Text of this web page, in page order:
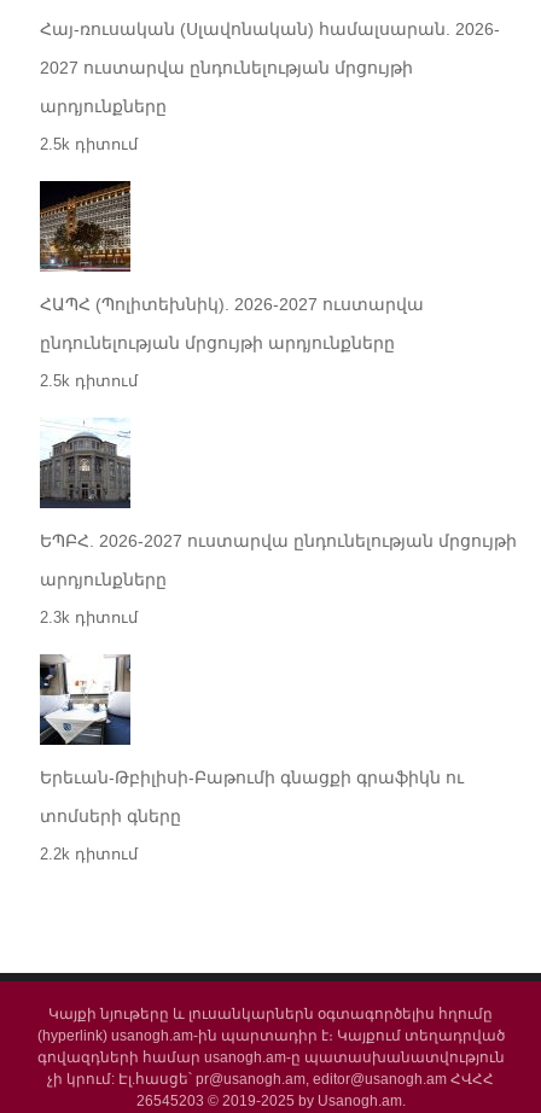
Հայ-ռուսական (Սլավոնական) համալսարան. 2026-
2027 ուստարվա ընդունելության մրցույթի
արդյունքները
2.5k դիտում
ՀԱՊՀ (Պոլիտեխնիկ). 2026-2027 ուստարվա
ընդունելության մրցույթի արդյունքները
2.5k դիտում
ԵՊԲՀ. 2026-2027 ուստարվա ընդունելության մրցույթի
արդյունքները
2.3k դիտում
Երեւան-Թբիլիսի-Բաթումի գնացքի գրաֆիկն ու
տոմսերի գները
2.2k դիտում
Կայքի նյութերը և լուսանկարներն օգտագործելիս հղումը
(hyperlink) usanogh.am-ին պարտադիր է։ Կայքում տեղադրված
գովազդների համար usanogh.am-ը պատասխանատվություն
չի կրում: Էլ.հասցե՝ pr@usanogh.am, editor@usanogh.am ՀՎՀՀ
26545203 © 2019-2025 by Usanogh.am.